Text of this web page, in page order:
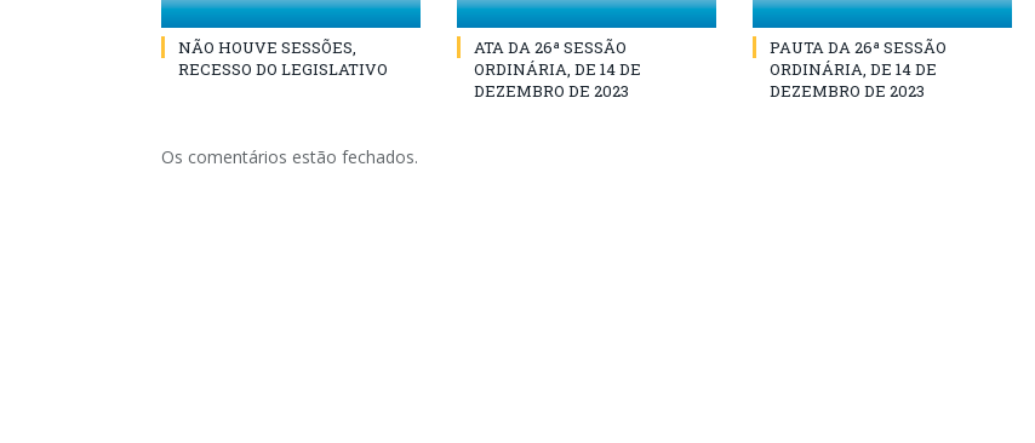
NÃO HOUVE SESSÕES,
RECESSO DO LEGISLATIVO
ATA DA 26ª SESSÃO
ORDINÁRIA, DE 14 DE
DEZEMBRO DE 2023
PAUTA DA 26ª SESSÃO
ORDINÁRIA, DE 14 DE
DEZEMBRO DE 2023
Os comentários estão fechados.